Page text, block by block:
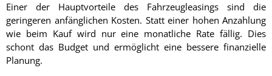
Einer der Hauptvorteile des Fahrzeugleasings sind die
geringeren anfänglichen Kosten. Statt einer hohen Anzahlung
wie beim Kauf wird nur eine monatliche Rate fällig. Dies
schont das Budget und ermöglicht eine bessere finanzielle
Planung.